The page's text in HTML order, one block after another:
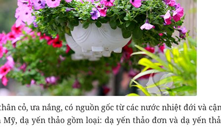
cỏ, ưa nắng, có nguồn gốc từ các nước nhiệt đới và
dạ yến thảo gồm loại: dạ yến thảo đơn và dạ yến